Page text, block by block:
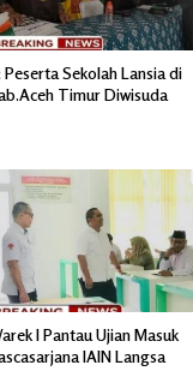
Peserta Sekolah Lansia di
Timur Diwisuda
I Pantau Ujian Masuk
IAIN Langsa